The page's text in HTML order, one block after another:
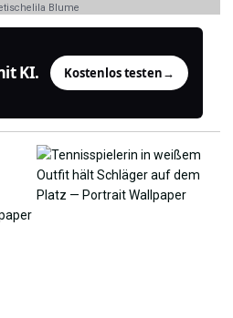
Blume
KI. Kostenlos testen→